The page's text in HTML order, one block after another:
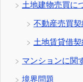
土地建物売買に
不動産売買契
土地賃貸借
マンションに関
境界問題